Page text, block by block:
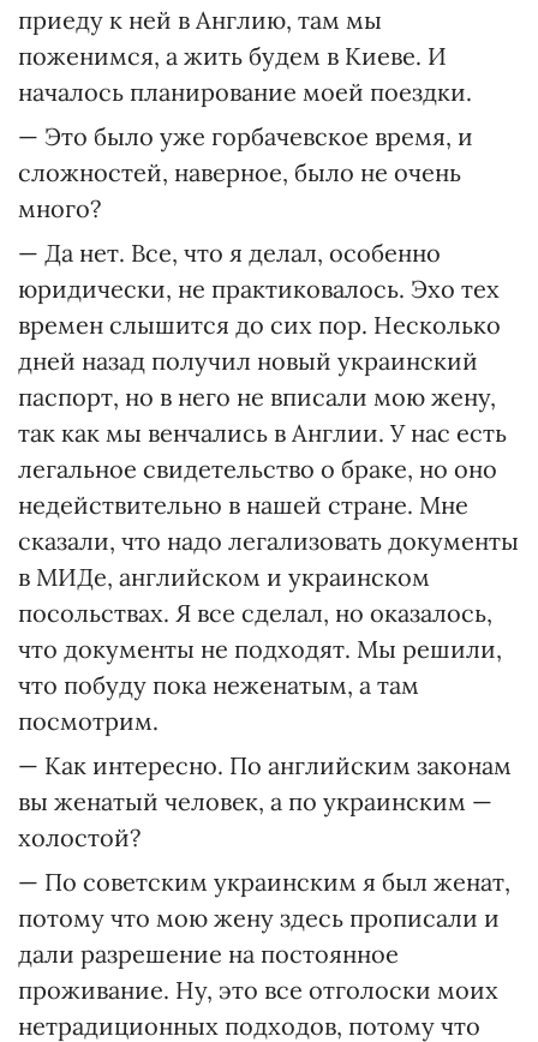
приеду к ней в Англию, там мы
поженимся, а жить будем в Киеве. И
началось планирование моей поездки.
— Это было уже горбачевское время, и
сложностей, наверное, было не очень
много?
— Да нет. Все, что я делал, особенно
юридически, не практиковалось. Эхо тех
времен слышится до сих пор. Несколько
дней назад получил новый украинский
паспорт, но в него не вписали мою жену,
так как мы венчались в Англии. У нас есть
легальное свидетельство о браке, но оно
недействительно в нашей стране. Мне
сказали, что надо легализовать документы
в МИДе, английском и украинском
посольствах. Я все сделал, но оказалось,
что документы не подходят. Мы решили,
что побуду пока неженатым, а там
посмотрим.
— Как интересно. По английским законам
вы женатый человек, а по украинским —
холостой?
— По советским украинским я был женат,
потому что мою жену здесь прописали и
дали разрешение на постоянное
проживание. Ну, это все отголоски моих
нетрадиционных подходов, потому что